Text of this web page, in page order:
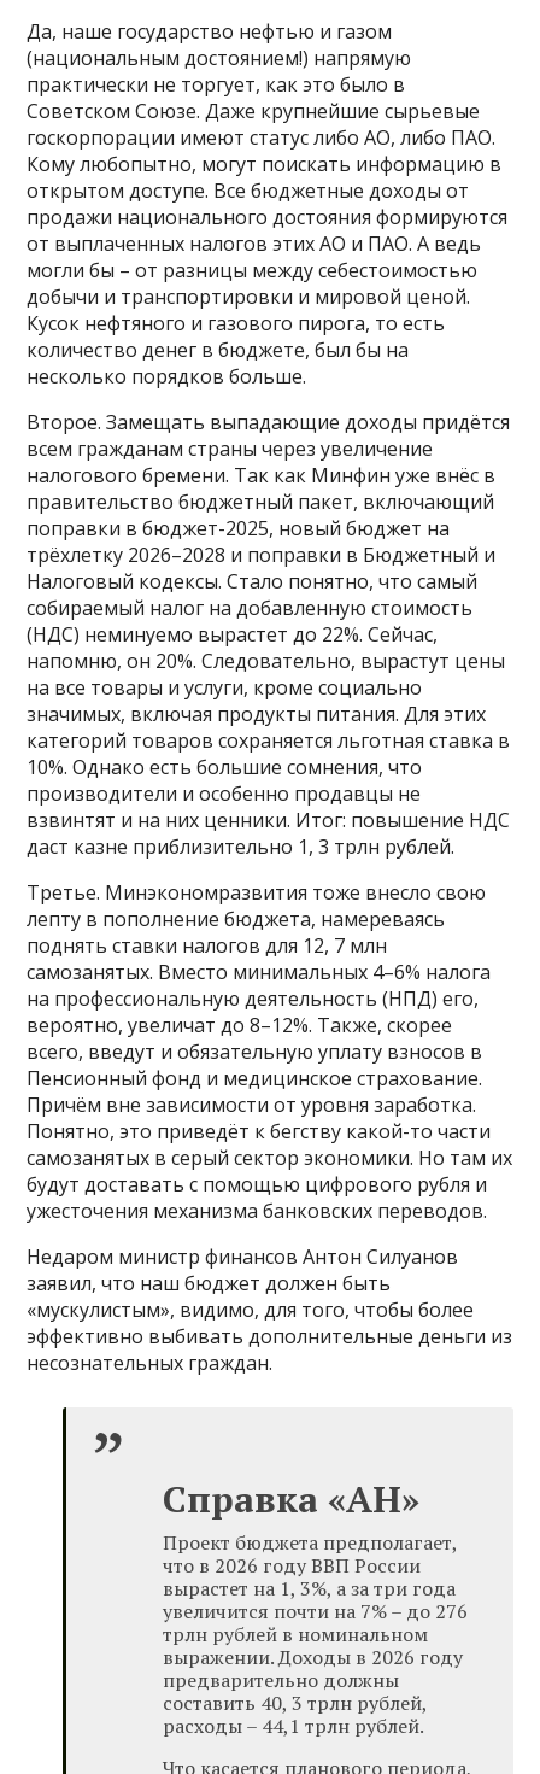
Да, наше государство нефтью и газом
(национальным достоянием!) напрямую
практически не торгует, как это было в
Советском Союзе. Даже крупнейшие сырьевые
госкорпорации имеют статус либо АО, либо ПАО.
Кому любопытно, могут поискать информацию в
открытом доступе. Все бюджетные доходы от
продажи национального достояния формируются
от выплаченных налогов этих АО и ПАО. А ведь
могли бы – от разницы между себестоимостью
добычи и транспортировки и мировой ценой.
Кусок нефтяного и газового пирога, то есть
количество денег в бюджете, был бы на
несколько порядков больше.
Второе. Замещать выпадающие доходы придётся
всем гражданам страны через увеличение
налогового бремени. Так как Минфин уже внёс в
правительство бюджетный пакет, включающий
поправки в бюджет-2025, новый бюджет на
трёхлетку 2026–2028 и поправки в Бюджетный и
Налоговый кодексы. Стало понятно, что самый
собираемый налог на добавленную стоимость
(НДС) неминуемо вырастет до 22%. Сейчас,
напомню, он 20%. Следовательно, вырастут цены
на все товары и услуги, кроме социально
значимых, включая продукты питания. Для этих
категорий товаров сохраняется льготная ставка в
10%. Однако есть большие сомнения, что
производители и особенно продавцы не
взвинтят и на них ценники. Итог: повышение НДС
даст казне приблизительно 1, 3 трлн рублей.
Третье. Минэкономразвития тоже внесло свою
лепту в пополнение бюджета, намереваясь
поднять ставки налогов для 12, 7 млн
самозанятых. Вместо минимальных 4–6% налога
на профессиональную деятельность (НПД) его,
вероятно, увеличат до 8–12%. Также, скорее
всего, введут и обязательную уплату взносов в
Пенсионный фонд и медицинское страхование.
Причём вне зависимости от уровня заработка.
Понятно, это приведёт к бегству какой-то части
самозанятых в серый сектор экономики. Но там их
будут доставать с помощью цифрового рубля и
ужесточения механизма банковских переводов.
Недаром министр финансов Антон Силуанов
заявил, что наш бюджет должен быть
«мускулистым», видимо, для того, чтобы более
эффективно выбивать дополнительные деньги из
несознательных граждан.
Справка «АН»
Проект бюджета предполагает,
что в 2026 году ВВП России
вырастет на 1, 3%, а за три года
увеличится почти на 7% – до 276
трлн рублей в номинальном
выражении. Доходы в 2026 году
предварительно должны
составить 40, 3 трлн рублей,
расходы – 44,1 трлн рублей.
Что касается планового периода,